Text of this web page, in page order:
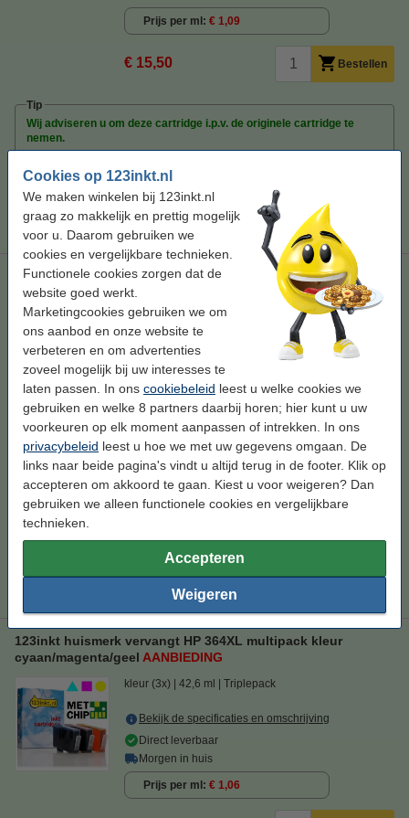
Cookies op 123inkt.nl
We maken winkelen bij 123inkt.nl
graag zo makkelijk en prettig mogelijk
voor u. Daarom gebruiken we
cookies en vergelijkbare technieken.
Functionele cookies zorgen dat de
website goed werkt.
Marketingcookies gebruiken we om
ons aanbod en onze website te
verbeteren en om advertenties
zoveel mogelijk bij uw interesses te
laten passen. In ons cookiebeleid leest u welke cookies we
gebruiken en welke 8 partners daarbij horen; hier kunt u uw
voorkeuren op elk moment aanpassen of intrekken. In ons
privacybeleid leest u hoe we met uw gegevens omgaan. De
links naar beide pagina's vindt u altijd terug in de footer. Klik op
accepteren om akkoord te gaan. Kiest u voor weigeren? Dan
gebruiken we alleen functionele cookies en vergelijkbare
technieken.
Accepteren
Weigeren
Prijs per ml € 1,09
€ 15,50 Bestellen
Tip
Wij adviseren u om deze cartridge i.p.v. de originele cartridge te
nemen.
123inkt huismerk vervangt HP 364XL multipack zwart + kleur
cyaan/magenta/geel
zwart (1x) en kleur (3x) multipack
Bekijk de specificaties en omschrijving
Bespaar ruim 65%
kwaliteitsverlies)!
Direct leverbaar
Morgen in huis
Prijs per ml € 0,92
123inkt huismerk vervangt HP 364XL multipack kleur
cyaan/magenta/geel AANBIEDING
kleur (3x) 42,6 ml Triplepack
Bekijk de specificaties en omschrijving
Direct leverbaar
Morgen in huis
Prijs per ml € 1,06